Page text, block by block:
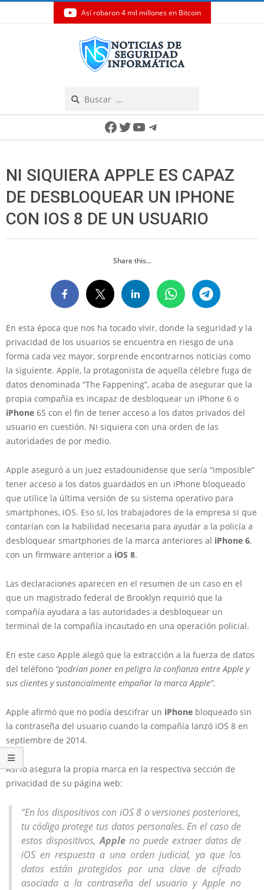
Así robaron 4 mil millones en Bitcoin
Facebook
Twitter
YouTube
Telegram
NI SIQUIERA APPLE ES CAPAZ
DE DESBLOQUEAR UN IPHONE
CON IOS 8 DE UN USUARIO
Share this...
En esta época que nos ha tocado vivir, donde la seguridad y la
privacidad de los usuarios se encuentra en riesgo de una
forma cada vez mayor, sorprende encontrarnos noticias como
la siguiente. Apple, la protagonista de aquella célebre fuga de
datos denominada “The Fappening”, acaba de asegurar que la
propia compañía es incapaz de desbloquear un iPhone 6 o
iPhone 6S con el fin de tener acceso a los datos privados del
usuario en cuestión. Ni siquiera con una orden de las
autoridades de por medio.
Apple aseguró a un juez estadounidense que sería “imposible”
tener acceso a los datos guardados en un iPhone bloqueado
que utilice la última versión de su sistema operativo para
smartphones, iOS. Eso sí, los trabajadores de la empresa si que
contarían con la habilidad necesaria para ayudar a la policía a
desbloquear smartphones de la marca anteriores al iPhone 6,
con un firmware anterior a iOS 8.
Las declaraciones aparecen en el resumen de un caso en el
que un magistrado federal de Brooklyn requirió que la
compañía ayudara a las autoridades a desbloquear un
terminal de la compañía incautado en una operación policial.
En este caso Apple alegó que la extracción a la fuerza de datos
del teléfono “podrían poner en peligro la confianza entre Apple y
sus clientes y sustancialmente empañar la marca Apple”.
Apple afirmó que no podía descifrar un iPhone bloqueado sin
la contraseña del usuario cuando la compañía lanzó iOS 8 en
septiembre de 2014.
Así lo asegura la propia marca en la respectiva sección de
privacidad de su página web:
“En los dispositivos con iOS 8 o versiones posteriores,
tu código protege tus datos personales. En el caso de
estos dispositivos,Appleno puede extraer datos de
iOS en respuesta a una orden judicial, ya que los
datos están protegidos por una clave de cifrado
asociada a la contraseña del usuario y Apple no